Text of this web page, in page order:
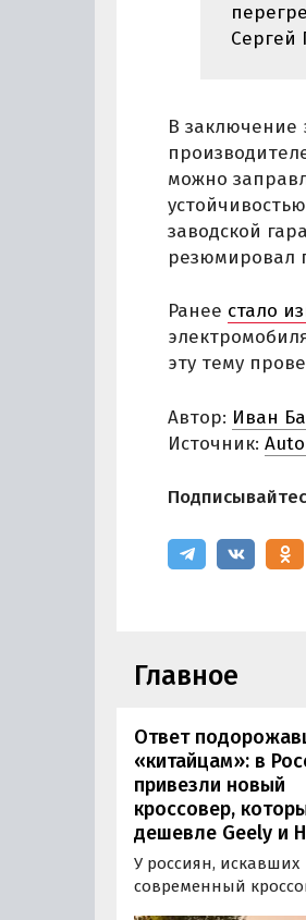
Сергей
В заключение
можно
заводской
резюмировал
Ранее стало
эту тему
Автор: Иван
Источник:
Главное
Ответ
«китайцам»: в
привезли новый
кроссовер,
дешевле Geely и
У россиян, искавших
современный